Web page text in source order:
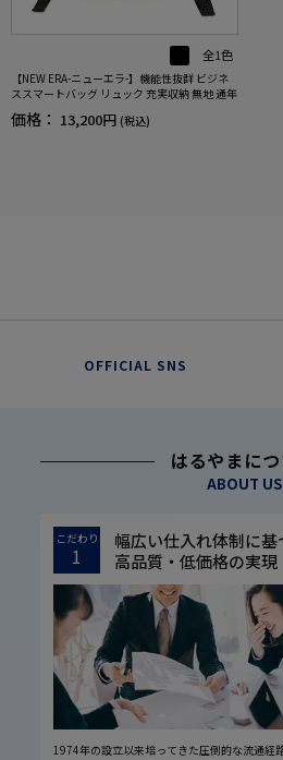
全1色
【NEW ERA-ニューエラ-】機能性抜群 ビジネ
ススマートバッグ リュック 充実収納 無地 通年
価格： 13,200円 (税込)
OFFICIAL SNS
はるやまに
ABOUT US
こだわり
1
幅広い仕入れ体制に基
高品質・低価格の実現
1974年の設立以来培ってきた圧倒的な流通経